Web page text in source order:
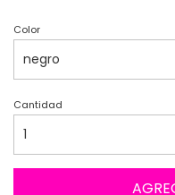
Color
Cantidad